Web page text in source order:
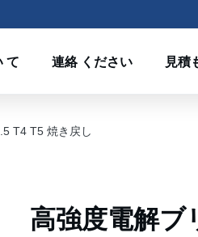
て 連絡 ください 見積
T4 T5 焼き戻し
高強度電解ブ